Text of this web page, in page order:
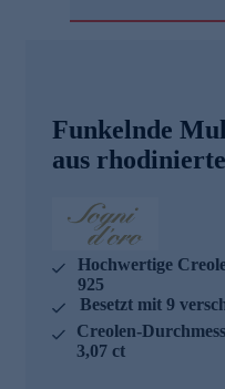
Funkelnde
aus
Hochwertige
925
Besetzt mit 9
Creolen-
3,07 ct